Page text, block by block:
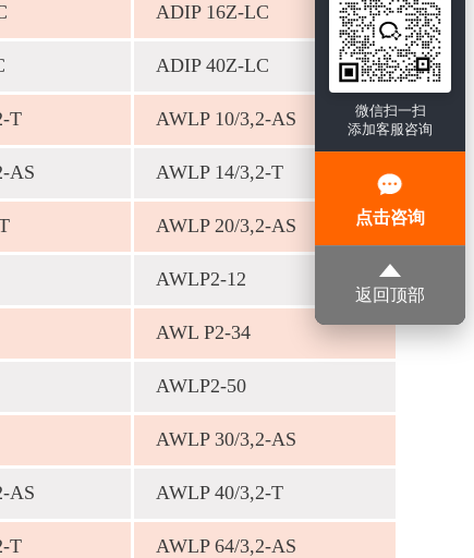
微信扫一扫
添加客服咨询
点击咨询
返回顶部
ADIP 16Z-LC
ADIP 40Z-LC
Т AWLP 10/3,2-AS
AS AWLP 14/3,2-T
AWLP 20/3,2-AS
AWLP2-12
AWL P2-34
AWLP2-50
AWLP 30/3,2-AS
AS AWLP 40/3,2-T
Т AWLP 64/3,2-AS